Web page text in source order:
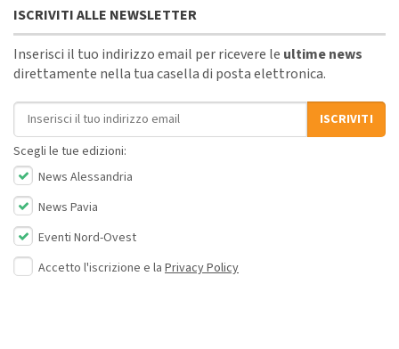
ISCRIVITI ALLE NEWSLETTER
Inserisci il tuo indirizzo email per ricevere le ultime news
direttamente nella tua casella di posta elettronica.
Indirizzo email
ISCRIVITI
Scegli le tue edizioni:
News Alessandria
News Pavia
Eventi Nord-Ovest
Accetto l'iscrizione e la Privacy Policy